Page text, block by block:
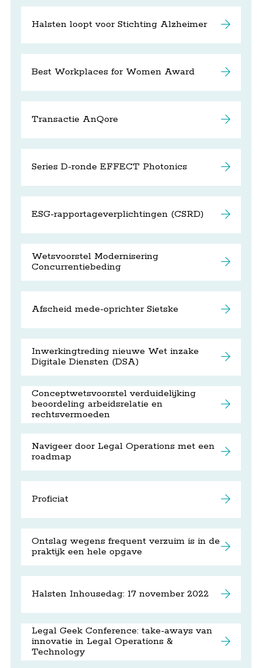
Halsten loopt voor Stichting Alzheimer
Best Workplaces for Women Award
Transactie AnQore
Series D-ronde EFFECT Photonics
ESG-rapportageverplichtingen (CSRD)
Wetsvoorstel Modernisering
Concurrentiebeding
Afscheid mede-oprichter Sietske
Inwerkingtreding nieuwe Wet inzake
Digitale Diensten (DSA)
Conceptwetsvoorstel verduidelijking
beoordeling arbeidsrelatie en
rechtsvermoeden
Navigeer door Legal Operations met een
roadmap
Proficiat
Ontslag wegens frequent verzuim is in de
praktijk een hele opgave
Halsten Inhousedag: 17 november 2022
Legal Geek Conference: take-aways van
innovatie in Legal Operations &
Technology